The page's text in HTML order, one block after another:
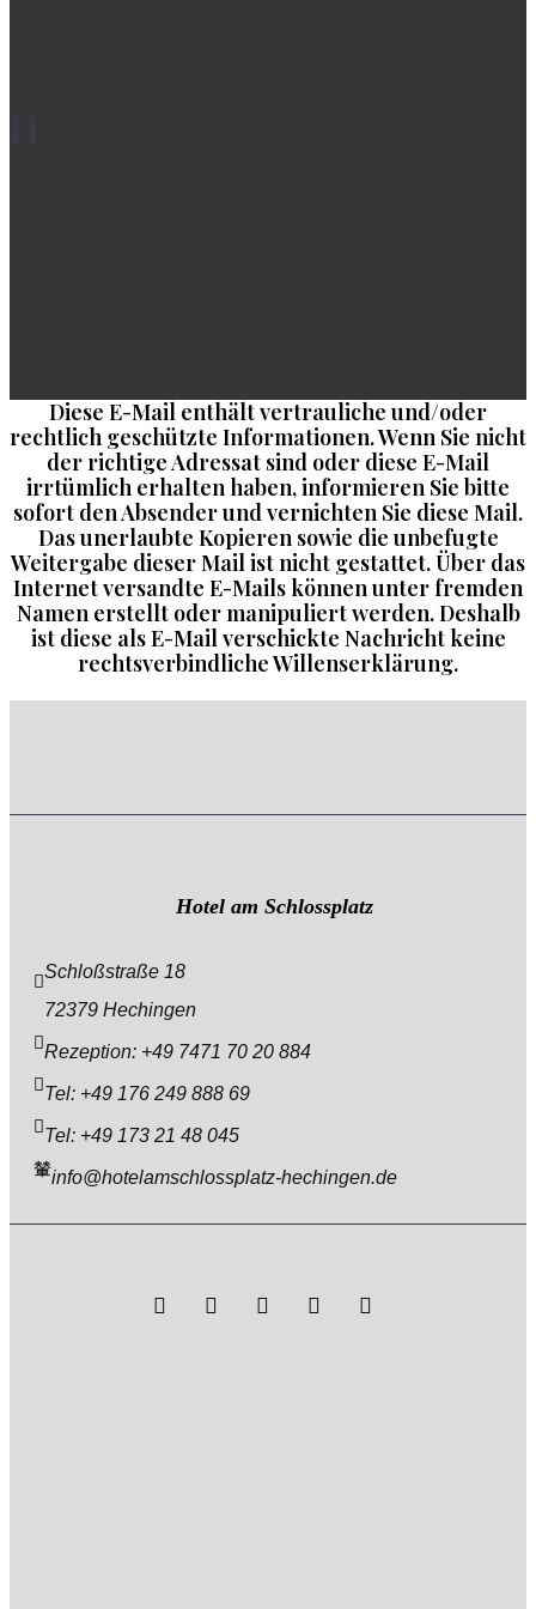
Diese E-Mail enthält vertrauliche und/oder
rechtlich geschützte Informationen. Wenn Sie nicht
der richtige Adressat sind oder diese E-Mail
irrtümlich erhalten haben, informieren Sie bitte
sofort den Absender und vernichten Sie diese Mail.
Das unerlaubte Kopieren sowie die unbefugte
Weitergabe dieser Mail ist nicht gestattet. Über das
Internet versandte E-Mails können unter fremden
Namen erstellt oder manipuliert werden. Deshalb
ist diese als E-Mail verschickte Nachricht keine
rechtsverbindliche Willenserklärung.
Hotel am Schlossplatz
Schloßstraße 18
72379 Hechingen
Rezeption: +49 7471 70 20 884
Tel: +49 176 249 888 69
Tel: +49 173 21 48 045
info@hotelamschlossplatz-hechingen.de